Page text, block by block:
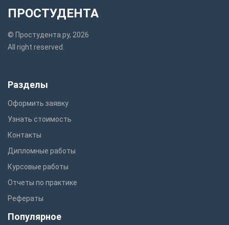
ПРОСТУДЕНТА
© Простудента.ру, 2026
All right reserved.
Разделы
Оформить заявку
Узнать стоимость
Контакты
Дипломные работы
Курсовые работы
Отчеты по практике
Рефераты
Популярное